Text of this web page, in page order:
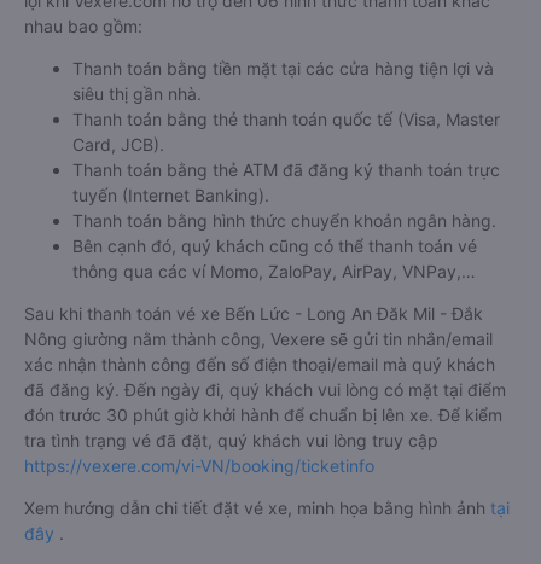
nhau bao gồm:
Thanh toán bằng tiền mặt tại các cửa hàng tiện lợi và
siêu thị gần nhà.
Thanh toán bằng thẻ thanh toán quốc tế (Visa, Master
Card, JCB).
Thanh toán bằng thẻ ATM đã đăng ký thanh toán trực
tuyến (Internet Banking).
Thanh toán bằng hình thức chuyển khoản ngân hàng.
Bên cạnh đó, quý khách cũng có thể thanh toán vé
thông qua các ví Momo, ZaloPay, AirPay, VNPay,…
Sau khi thanh toán vé xe Bến Lức - Long An Đăk Mil - Đắk
Nông giường nằm thành công, Vexere sẽ gửi tin nhắn/email
xác nhận thành công đến số điện thoại/email mà quý khách
đã đăng ký. Đến ngày đi, quý khách vui lòng có mặt tại điểm
đón trước 30 phút giờ khởi hành để chuẩn bị lên xe. Để kiểm
tra tình trạng vé đã đặt, quý khách vui lòng truy cập
https://vexere.com/vi-VN/booking/ticketinfo
Xem hướng dẫn chi tiết đặt vé xe, minh họa bằng hình ảnh tại
đây .